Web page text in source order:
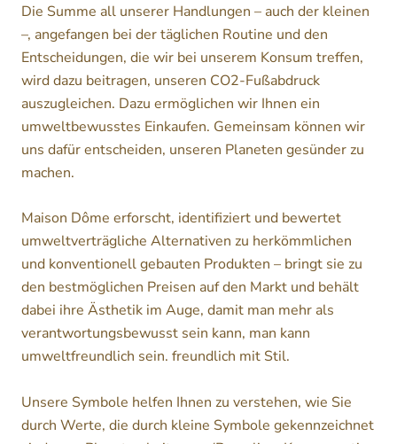
Die Summe all unserer Handlungen – auch der kleinen
–, angefangen bei der täglichen Routine und den
Entscheidungen, die wir bei unserem Konsum treffen,
wird dazu beitragen, unseren CO2-Fußabdruck
auszugleichen. Dazu ermöglichen wir Ihnen ein
umweltbewusstes Einkaufen. Gemeinsam können wir
uns dafür entscheiden, unseren Planeten gesünder zu
machen.
Maison Dôme erforscht, identifiziert und bewertet
umweltverträgliche Alternativen zu herkömmlichen
und konventionell gebauten Produkten – bringt sie zu
den bestmöglichen Preisen auf den Markt und behält
dabei ihre Ästhetik im Auge, damit man mehr als
verantwortungsbewusst sein kann, man kann
umweltfreundlich sein. freundlich mit Stil.
Unsere Symbole helfen Ihnen zu verstehen, wie Sie
durch Werte, die durch kleine Symbole gekennzeichnet